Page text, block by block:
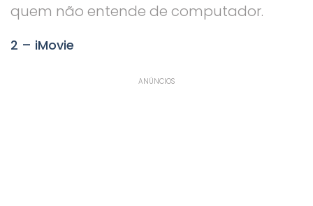
quem não entende de computador.
2 – iMovie
ANÚNCIOS